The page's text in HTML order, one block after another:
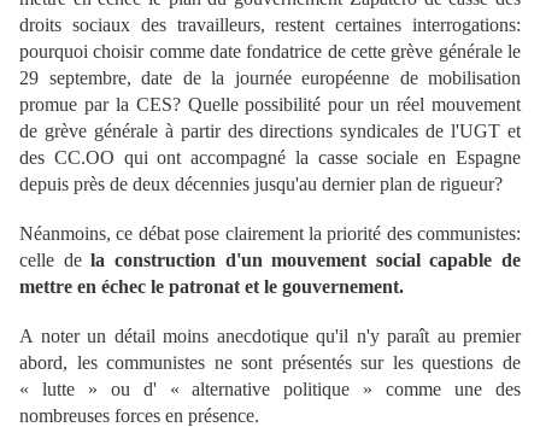
droits sociaux des travailleurs, restent certaines interrogations:
pourquoi choisir comme date fondatrice de cette grève générale le
29 septembre, date de la journée européenne de mobilisation
promue par la CES? Quelle possibilité pour un réel mouvement
de grève générale à partir des directions syndicales de l'UGT et
des CC.OO qui ont accompagné la casse sociale en Espagne
depuis près de deux décennies jusqu'au dernier plan de rigueur?
Néanmoins, ce débat pose clairement la priorité des communistes:
celle dela construction d'un mouvement social capable de
mettre en échec le patronat et le gouvernement.
A noter un détail moins anecdotique qu'il n'y paraît au premier
abord, les communistes ne sont présentés sur les questions de
« lutte » ou d' « alternative politique » comme une des
nombreuses forces en présence.